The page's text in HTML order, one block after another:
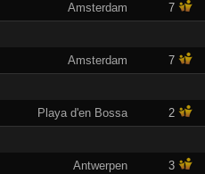
Amsterdam 7
Amsterdam 7
Playa d'en Bossa 2
Antwerpen 3